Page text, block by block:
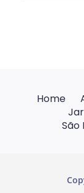
Home
São